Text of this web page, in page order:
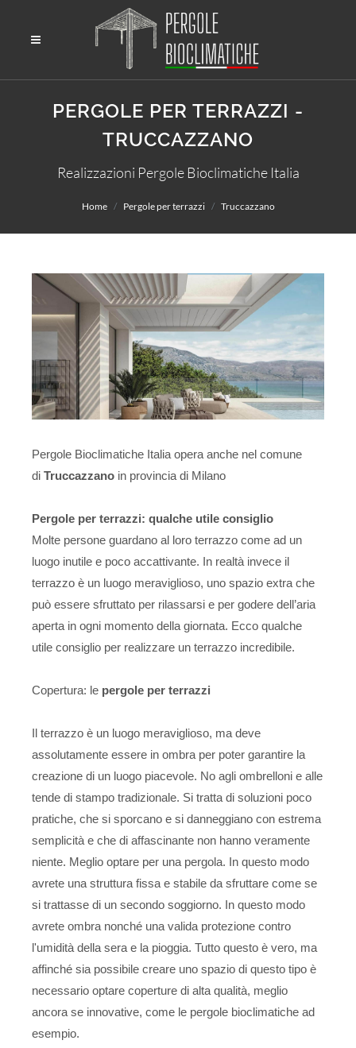
PERGOLE PER TERRAZZI -
TRUCCAZZANO
Realizzazioni Pergole Bioclimatiche Italia
Home Pergole per terrazzi Truccazzano
Pergole Bioclimatiche Italia opera anche nel comune
di Truccazzano in provincia di Milano
Pergole per terrazzi: qualche utile consiglio
Molte persone guardano al loro terrazzo come ad un
luogo inutile e poco accattivante. In realtà invece il
terrazzo è un luogo meraviglioso, uno spazio extra che
può essere sfruttato per rilassarsi e per godere dell’aria
aperta in ogni momento della giornata. Ecco qualche
utile consiglio per realizzare un terrazzo incredibile.
Copertura: le pergole per terrazzi
Il terrazzo è un luogo meraviglioso, ma deve
assolutamente essere in ombra per poter garantire la
creazione di un luogo piacevole. No agli ombrelloni e alle
tende di stampo tradizionale. Si tratta di soluzioni poco
pratiche, che si sporcano e si danneggiano con estrema
semplicità e che di affascinante non hanno veramente
niente. Meglio optare per una pergola. In questo modo
avrete una struttura fissa e stabile da sfruttare come se
si trattasse di un secondo soggiorno. In questo modo
avrete ombra nonché una valida protezione contro
l'umidità della sera e la pioggia. Tutto questo è vero, ma
affinché sia possibile creare uno spazio di questo tipo è
necessario optare coperture di alta qualità, meglio
ancora se innovative, come le pergole bioclimatiche ad
esempio.